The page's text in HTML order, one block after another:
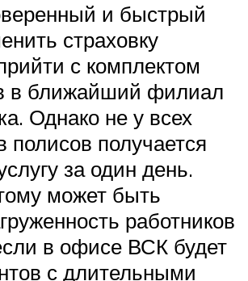
и быстрый
страховку
с комплектом
в ближайший филиал
Однако не у всех
полисов получается
за один день.
может быть
работников
в офисе ВСК будет
с длительными